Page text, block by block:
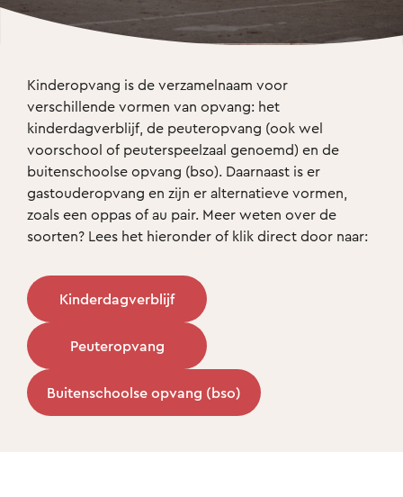
Kinderopvang is de verzamelnaam voor
verschillende vormen van opvang: het
kinderdagverblijf, de peuteropvang (ook wel
voorschool of peuterspeelzaal genoemd) en de
buitenschoolse opvang (bso). Daarnaast is er
gastouderopvang en zijn er alternatieve vormen,
zoals een oppas of au pair. Meer weten over de
soorten? Lees het hieronder of klik direct door naar:
Kinderdagverblijf
Peuteropvang
Buitenschoolse opvang (bso)